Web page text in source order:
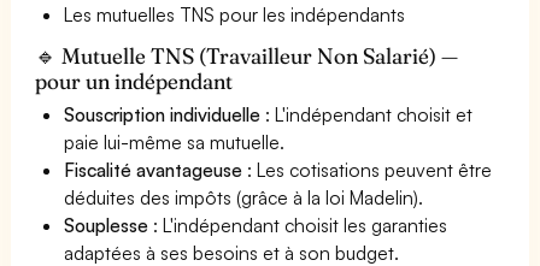
Les mutuelles TNS pour les indépendants
🔹 Mutuelle TNS (Travailleur Non Salarié) —
pour un indépendant
Souscription individuelle : L'indépendant choisit et
paie lui-même sa mutuelle.
Fiscalité avantageuse : Les cotisations peuvent être
déduites des impôts (grâce à la loi Madelin).
Souplesse : L'indépendant choisit les garanties
adaptées à ses besoins et à son budget.